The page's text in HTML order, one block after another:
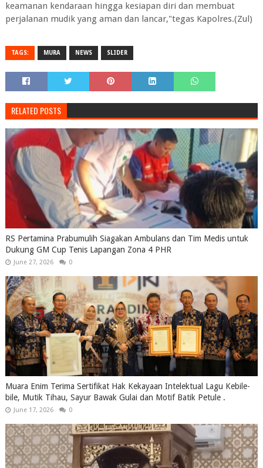
keamanan kendaraan hingga kesiapan diri dan membuat
perjalanan mudik yang aman dan lancar,"tegas Kapolres.(Zul)
TAGS: MURA NEWS SLIDER
RELATED POSTS
RS Pertamina Prabumulih Siagakan Ambulans dan Tim Medis untuk
Dukung GM Cup Tenis Lapangan Zona 4 PHR
June 27, 2026 0
Muara Enim Terima Sertifikat Hak Kekayaan Intelektual Lagu Kebile-
bile, Mutik Tihau, Sayur Bawak Gulai dan Motif Batik Petule .
June 17, 2026 0